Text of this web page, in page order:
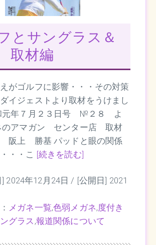
とサングラス＆
取材編
がゴルフに影響・・・その対策
イジェストより取材をうけまし
年７月２３日号 №２８ よ
のアマガン センター店 取材
阪上 勝基 パッドと眼の関係
・・こ [続きを読む]
2024年12月24日 / [公開日] 2021
メガネ一覧,色弱メガネ,度付き
グラス ,報道関係について